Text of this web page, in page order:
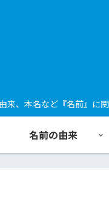
、本名など『名前』に
名前の由来